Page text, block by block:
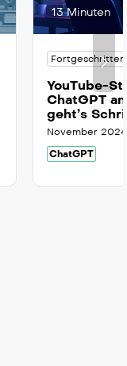
13 Minuten
YouTube-
ChatGPT
geht’s
November 2024
ChatGPT